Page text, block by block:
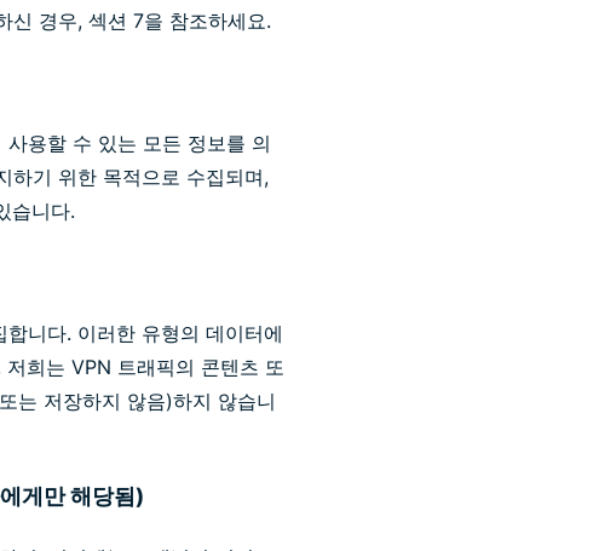
신 경우, 섹션 7을 참조하세요.
용할 수 있는 모든 정보를 의
하기 위한 목적으로 수집되며,
습니다.
니다. 이러한 유형의 데이터에
희는 VPN 트래픽의 콘텐츠 또
는 저장하지 않음)하지 않습니
게만 해당됨)